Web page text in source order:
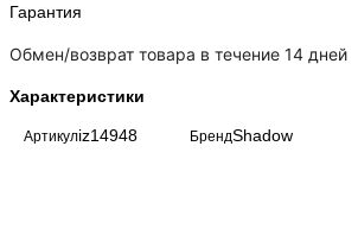
Гарантия
Обмен/возврат товара в течение 14 дней
Характеристики
Артикулiz14948 БрендShadow